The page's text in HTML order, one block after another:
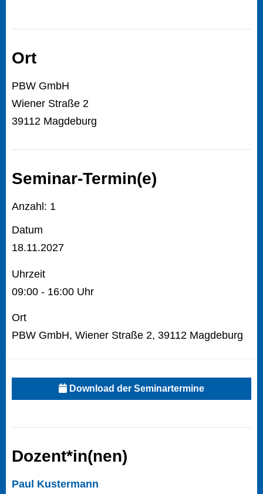
Ort
PBW GmbH
Wiener Straße 2
39112 Magdeburg
Seminar-Termin(e)
Anzahl: 1
Datum
18.11.2027
Uhrzeit
09:00 - 16:00 Uhr
Ort
PBW GmbH, Wiener Straße 2, 39112 Magdeburg
Download der Seminartermine
Dozent*in(nen)
Paul Kustermann